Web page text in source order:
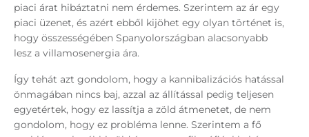
piaci árat hibáztatni nem érdemes. Szerintem az ár egy
piaci üzenet, és azért ebből kijöhet egy olyan történet is,
hogy összességében Spanyolországban alacsonyabb
lesz a villamosenergia ára.
Így tehát azt gondolom, hogy a kannibalizációs hatással
önmagában nincs baj, azzal az állítással pedig teljesen
egyetértek, hogy ez lassítja a zöld átmenetet, de nem
gondolom, hogy ez probléma lenne. Szerintem a fő